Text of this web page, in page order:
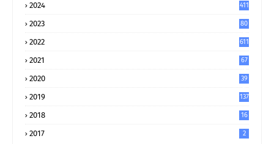
2024 411
2023
80
2022 611
2021
67
2020
39
2019 137
2018 16
2017 2